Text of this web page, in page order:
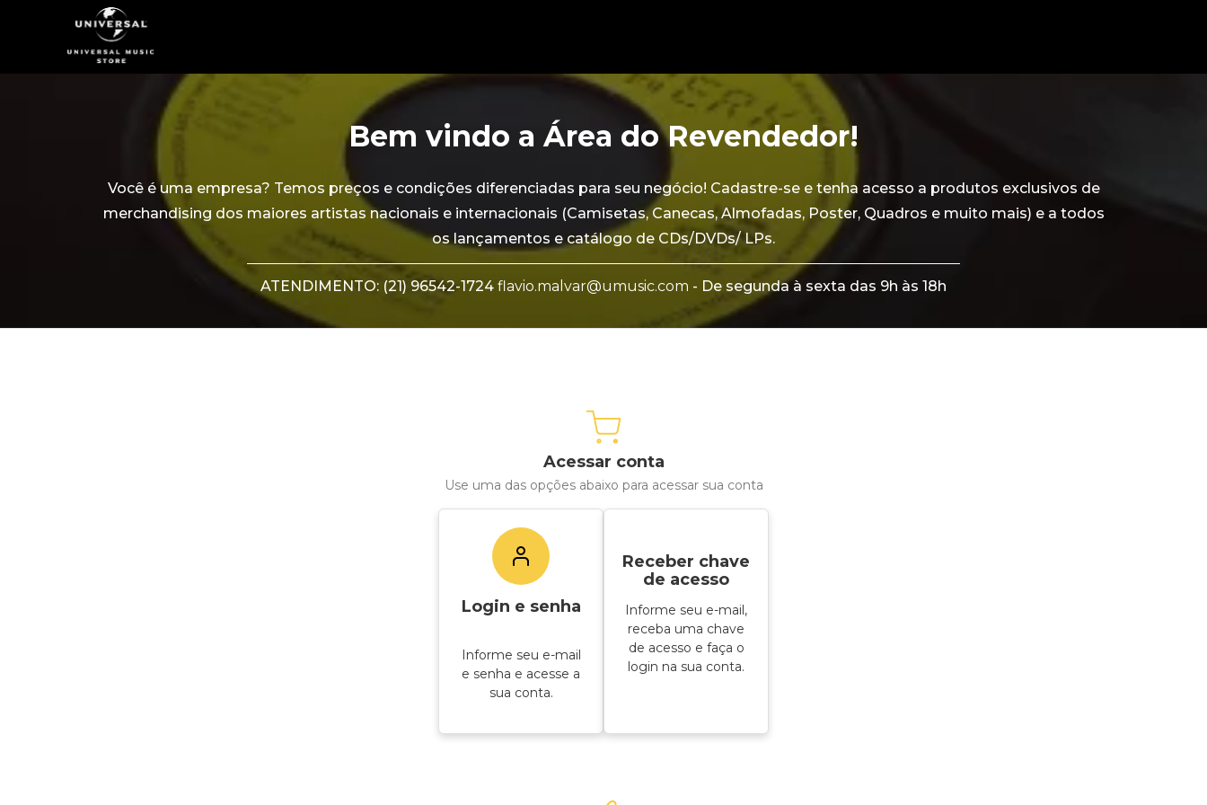
Bem vindo a Área do Revendedor!
Você é uma empresa? Temos preços e condições diferenciadas para seu negócio! Cadastre-se e tenha acesso a produtos exclusivos de
merchandising dos maiores artistas nacionais e internacionais (Camisetas, Canecas, Almofadas, Poster, Quadros e muito mais) e a todos
os lançamentos e catálogo de CDs/DVDs/ LPs.
ATENDIMENTO: (21) 96542-1724 flavio.malvar@umusic.com - De segunda à sexta das 9h às 18h
Acessar conta
Use uma das opções abaixo para acessar sua conta
Login e senha
Informe seu e-mail
e senha e acesse a
sua conta.
Receber chave
de acesso
Informe seu e-mail,
receba uma chave
de acesso e faça o
login na sua conta.